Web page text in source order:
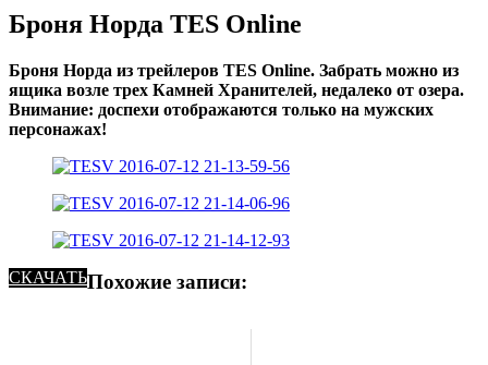
Броня Норда TES Online
Броня Норда из трейлеров TES Online. Забрать можно из
ящика возле трех Камней Хранителей, недалеко от озера.
Внимание: доспехи отображаются только на мужских
персонажах!
СКАЧАТЬПохожие записи: